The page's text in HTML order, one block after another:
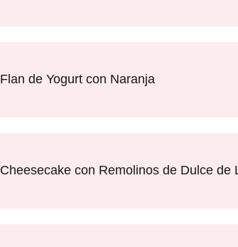
Flan de Yogurt con Naranja
Cheesecake con Remolinos de Dulce de